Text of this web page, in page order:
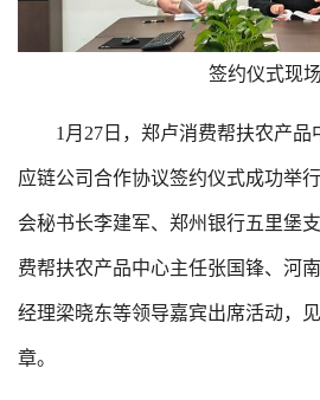
签约仪式现场
1月27日，郑卢消费帮扶农产品
应链公司合作协议签约仪式成功举
会秘书长李建军、郑州银行五里堡
费帮扶农产品中心主任张国锋、河
经理梁晓东等领导嘉宾出席活动，
章。